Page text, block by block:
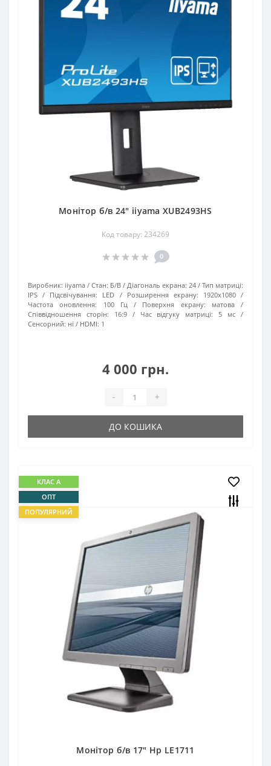
Монітор б/в 24" iiyama XUB2493HS
Код товару: 234269
0
Виробник: iiyama Стан: Б/В Діагональ екрана: 24
Тип матриці:
IPS
Підсвічування: LED Розширення екрану:
1920х1080
Частота оновлення:
100 Гц Поверхня екрану:
матова
Співвідношення сторін:
16:9 Час відгуку матриці:
5 мс
Сенсорний: ні HDMI: 1
4 000 грн.
- +
ДО КОШИКА
КЛАС А
ОПТ
ПОПУЛЯРНИЙ
Монітор б/в 17" Hp LE1711